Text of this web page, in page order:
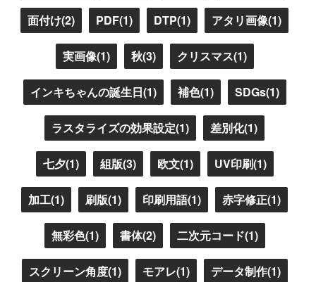
面付け(2) PDF(1) DTP(1) アタリ画像(1)
実画像(1) 秋(3) クリスマス(1)
インキちゃんの誕生日(1) 補色(1) SDGs(1)
ラスタライズの効果設定(1) 差別化(1)
七夕(1) 組版(3) 欧文(1) UV印刷(1)
加工(1) 刷版(1) 印刷用語(1) 赤字修正(1)
無彩色(1) 書体(2) 二次元コード(1)
スクリーン角度(1) モアレ(1) データ制作(1)